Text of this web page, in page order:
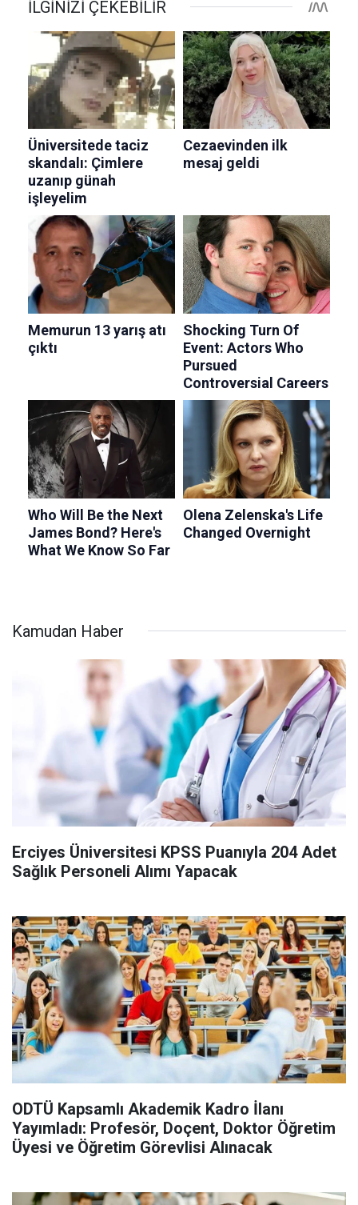
Kamudan Haber
Erciyes Üniversitesi KPSS Puanıyla 204 Adet
Sağlık Personeli Alımı Yapacak
ODTÜ Kapsamlı Akademik Kadro İlanı
Yayımladı: Profesör, Doçent, Doktor Öğretim
Üyesi ve Öğretim Görevlisi Alınacak